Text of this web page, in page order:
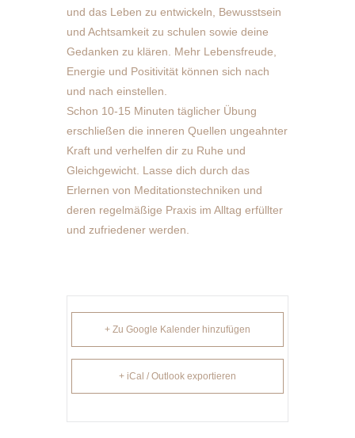
und das Leben zu entwickeln, Bewusstsein
und Achtsamkeit zu schulen sowie deine
Gedanken zu klären. Mehr Lebensfreude,
Energie und Positivität können sich nach
und nach einstellen.
Schon 10-15 Minuten täglicher Übung
erschließen die inneren Quellen ungeahnter
Kraft und verhelfen dir zu Ruhe und
Gleichgewicht. Lasse dich durch das
Erlernen von Meditationstechniken und
deren regelmäßige Praxis im Alltag erfüllter
und zufriedener werden.
+ Zu Google Kalender hinzufügen
+ iCal / Outlook exportieren